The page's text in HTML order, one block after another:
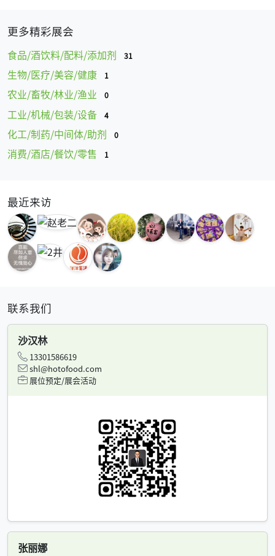
更多精彩展会
食品/酒饮料/配料/添加剂 31
生物/医疗/美容/健康 1
农业/畜牧/林业/渔业 0
工业/机械/包装/设备 4
化工/制药/中间体/助剂 0
消费/酒店/餐饮/零售 1
最近来访
联系我们
沙汉林
13301586619
shl@hotofood.com
展位预定/展会活动
张丽娜